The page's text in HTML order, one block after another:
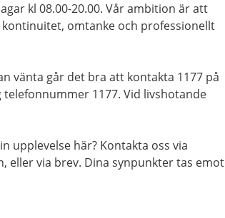
kl 08.00-20.00. Vår ambition är att
omtanke och professionellt
vänta går det bra att kontakta 1177 på
1177. Vid livshotande
upplevelse här? Kontakta oss via
eller via brev. Dina synpunkter tas emot